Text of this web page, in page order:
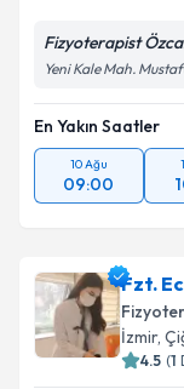
Fizyoterapist
Yeni Kale Mah.
En Yakın Saatler
10 Ağu
09:00
Fzt.
İzmir,
4.5 (1